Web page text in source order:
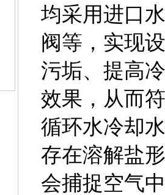
均采用进口
阀等，实现
污垢、提高
效果，从而
循环水冷却
存在溶解盐
会捕捉空气